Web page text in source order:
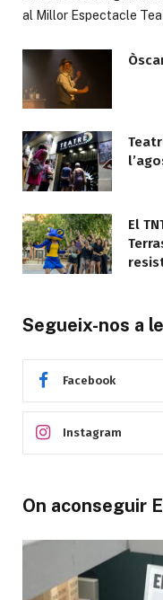
al Millor Espectacle
El
Segueix-nos a
Facebook
Instagram
On aconseguir